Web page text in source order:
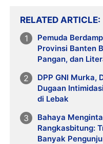
RELATED ARTICLE
Pemuda
Provinsi Banten
Pangan, dan
DPP GNI Murka,
Dugaan
di Lebak
Bahaya
Rangkasbitung:
Banyak